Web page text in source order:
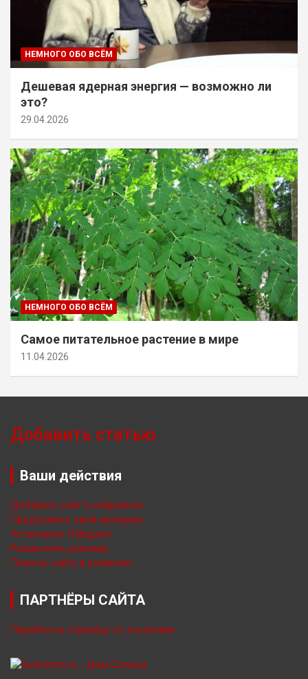
НЕМНОГО ОБО ВСЁМ
Дешевая ядерная энергия — возможно ли
это?
29.04.2026
НЕМНОГО ОБО ВСЁМ
Самое питательное растение в мире
11.04.2026
Добавить статью
Ваши действия
Добавить сайт в избранное
Предложить свой материал
Установить Я.Виджет
Разместить рекламу
Помочь сайту в развитии
ПАРТНЁРЫ САЙТА
Перейти на страницу со ссылками